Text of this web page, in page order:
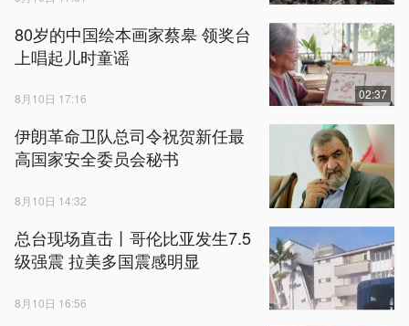
80岁的中国绘本画家蔡皋 领奖台
上唱起儿时童谣
8月10日 17:16 02:37
伊朗革命卫队总司令祝贺新任最
高国家安全委员会秘书
8月10日 14:32
总台现场直击丨哥伦比亚发生7.5
级强震 拉美多国震感明显
8月10日 16:56